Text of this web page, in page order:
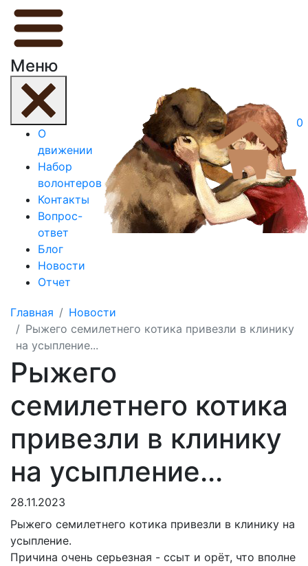
Меню
О
движении
Набор
волонтеров
Контакты
Вопрос-
ответ
Блог
Новости
Отчет
0
Главная
Новости
Рыжего семилетнего котика привезли в клинику
на усыпление...
Рыжего
семилетнего котика
привезли в клинику
на усыпление...
28.11.2023
Рыжего семилетнего котика привезли в клинику на
усыпление.
Причина очень серьезная - ссыт и орёт, что вполне